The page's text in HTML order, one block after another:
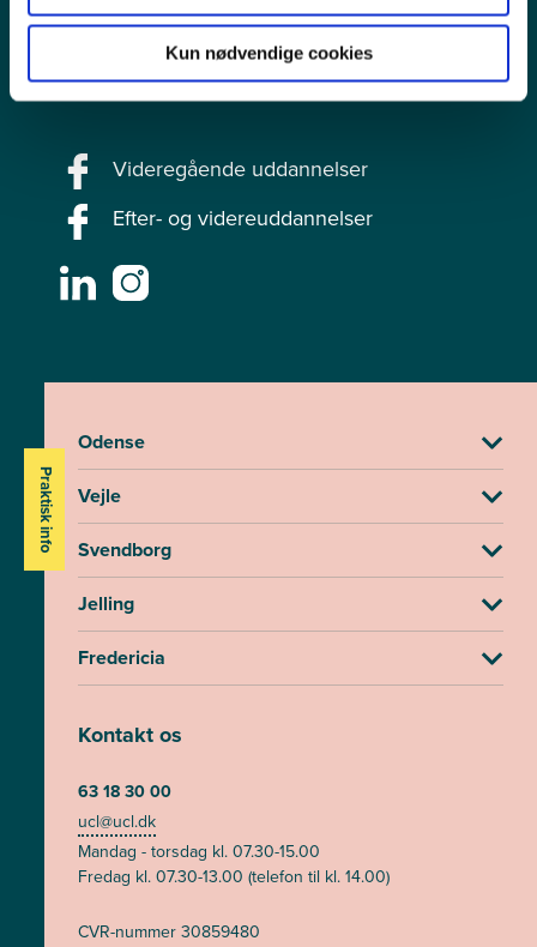
Kun nødvendige cookies
Kurser
mitUCL
Videregående uddannelser
Efter- og videreuddannelser
Praktisk info
Odense
Vejle
Svendborg
Jelling
Fredericia
Kontakt os
63 18 30 00
ucl@ucl.dk
Mandag - torsdag kl. 07.30-15.00
Fredag kl. 07.30-13.00 (telefon til kl. 14.00)
CVR-nummer 30859480